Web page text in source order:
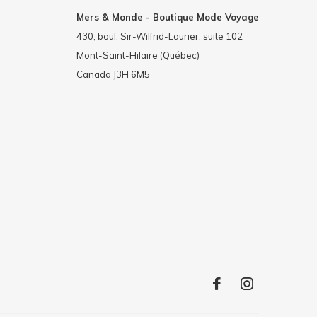
Mers & Monde - Boutique Mode Voyage
430, boul. Sir-Wilfrid-Laurier, suite 102
Mont-Saint-Hilaire (Québec)
Canada J3H 6M5